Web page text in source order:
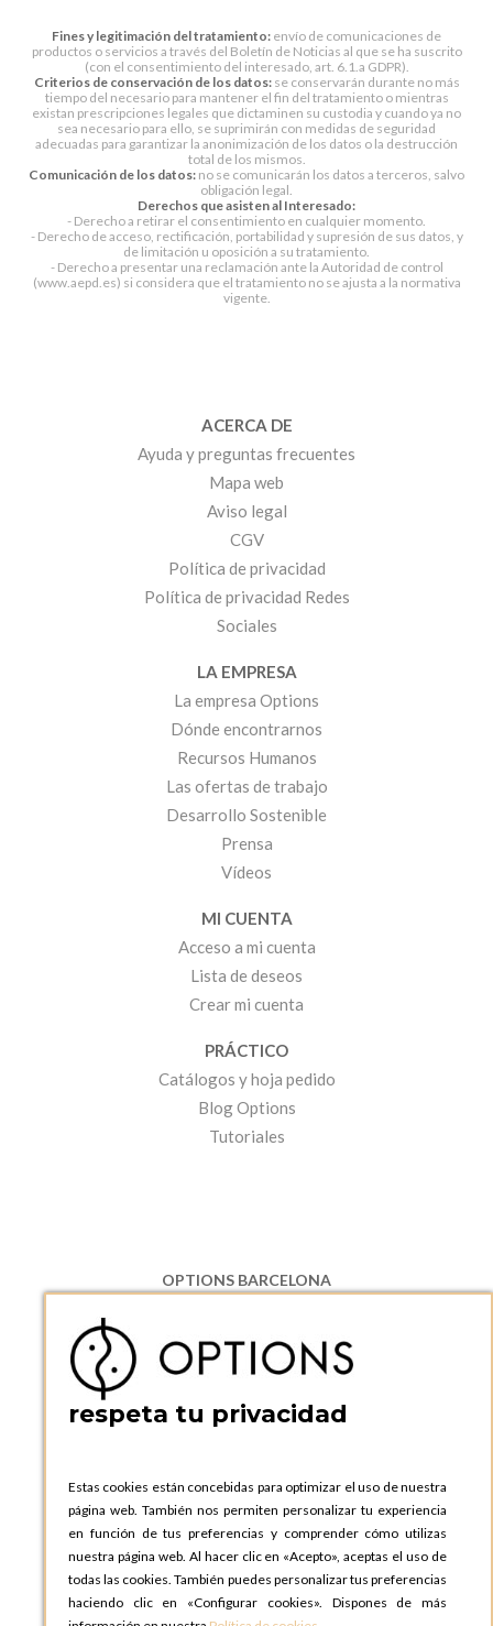
Fines y legitimación del tratamiento: envío de comunicaciones de
productos o servicios a través del Boletín de Noticias al que se ha suscrito
(con el consentimiento del interesado, art. 6.1.a GDPR).
Criterios de conservación de los datos:se conservarán durante no más
tiempo del necesario para mantener el fin del tratamiento o mientras
existan prescripciones legales que dictaminen su custodia y cuando ya no
sea necesario para ello, se suprimirán con medidas de seguridad
adecuadas para garantizar la anonimización de los datos o la destrucción
total de los mismos.
Comunicación de los datos: no se comunicarán los datos a terceros, salvo
obligación legal.
Derechos que asisten al Interesado:
- Derecho a retirar el consentimiento en cualquier momento.
- Derecho de acceso, rectificación, portabilidad y supresión de sus datos, y
de limitación u oposición a su tratamiento.
- Derecho a presentar una reclamación ante la Autoridad de control
(www.aepd.es) si considera que el tratamiento no se ajusta a la normativa
vigente.
ACERCA DE
Ayuda y preguntas frecuentes
Mapa web
Aviso legal
CGV
Política de privacidad
Política de privacidad Redes
Sociales
LA EMPRESA
La empresa Options
Dónde encontrarnos
Recursos Humanos
Las ofertas de trabajo
Desarrollo Sostenible
Prensa
Vídeos
MI CUENTA
Acceso a mi cuenta
Lista de deseos
Crear mi cuenta
PRÁCTICO
Catálogos y hoja pedido
Blog Options
Tutoriales
OPTIONS BARCELONA
08130 Santa Perpetua de Moguda, Barcelona
ESPAñA
Teléfono:
+34 935 724 041
OPTIONS BARCELONA SHOWROOM
ESPAñA
Teléfono:+34 935 724 041
OPTIONS MADRID
C. Lucio Emilio Cándido, 6,
28803 Alcalá de Henares, Madrid
respeta tu privacidad
Estas cookies están concebidas para optimizar el uso de nuestra
página web. También nos permiten personalizar tu experiencia
en función de tus preferencias y comprender cómo utilizas
nuestra página web. Al hacer clic en «Acepto», aceptas el uso de
todas las cookies. También puedes personalizar tus preferencias
haciendo clic en «Configurar cookies». Dispones de más